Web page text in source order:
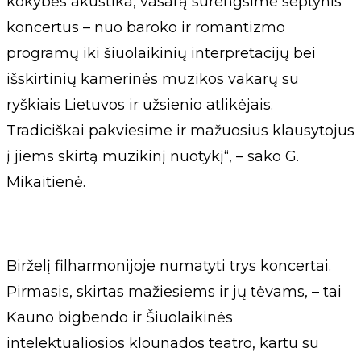
koncertus – nuo baroko ir romantizmo
programų iki šiuolaikinių interpretacijų bei
išskirtinių kamerinės muzikos vakarų su
ryškiais Lietuvos ir užsienio atlikėjais.
Tradiciškai pakviesime ir mažuosius klausytojus
į jiems skirtą muzikinį nuotykį“, – sako G.
Mikaitienė.
Birželį filharmonijoje numatyti trys koncertai.
Pirmasis, skirtas mažiesiems ir jų tėvams, – tai
Kauno bigbendo ir Šiuolaikinės
intelektualiosios klounados teatro, kartu su